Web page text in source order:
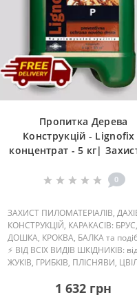
Пропитка Дерева
Конструкцій - Lignofix
концентрат - 5 кг|
Короїда
0
ЗАХИСТ ПИЛОМАТЕРІАЛІВ,
КОНСТРУКЦІЙ, КАРАКАСІВ: БРУС,
ДОШКА, КРОКВА, БАЛКА та
⚡ ВІД ВСІХ ВИДІВ ШКІДНИКІВ:
ЖУКІВ, ГРИБКІВ, ПЛІСНЯВИ,
ВЕСЬ ЧАС ЕКСПЛУАТАЦІЇ
1 632 грн